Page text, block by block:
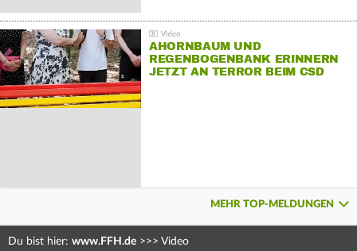
AHORNBAUM UND
REGENBOGENBANK ERINNERN
JETZT AN TERROR BEIM CSD
MEHR TOP-MELDUNGEN
Du bist hier: www.FFH.de >>> Video